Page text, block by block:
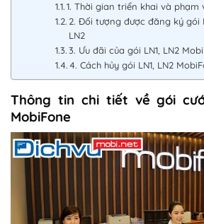
1. Thời gian triển khai và phạm
2. Đối tượng được đăng ký gói
LN2
3. Ưu đãi của gói LN1, LN2
4. Cách hủy gói LN1, LN2
Thông tin chi tiết về gói
MobiFone